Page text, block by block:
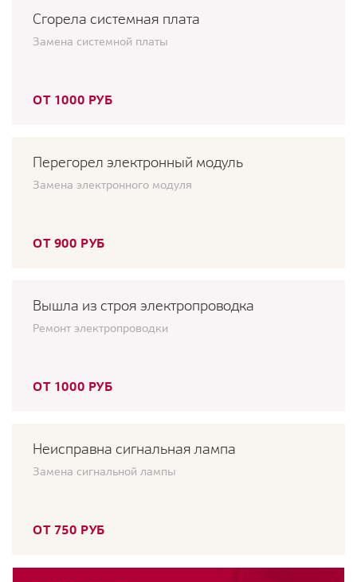
Сгорела системная плата
Замена системной платы
ОТ 1000 РУБ
Перегорел электронный модуль
Замена электронного модуля
ОТ 900 РУБ
Вышла из строя электропроводка
Ремонт электропроводки
ОТ 1000 РУБ
Неисправна сигнальная лампа
Замена сигнальной лампы
ОТ 750 РУБ